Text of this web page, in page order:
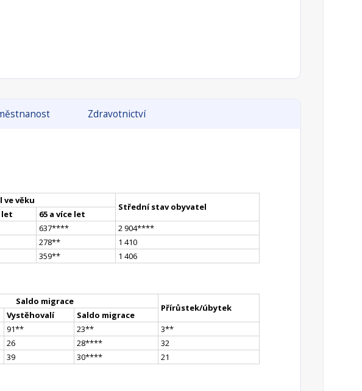
Zdravotnictví
ve věku
Střední stav obyvatel
let
65 a více let
637**** 2 904****
278**
1 410
359**
1 406
Saldo migrace
Přírůstek/úbytek
Vystěhovalí
Saldo migrace
91** 23** 3**
26 28****
32
39 30****
21